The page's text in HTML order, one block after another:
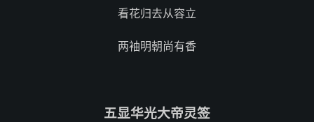
看花归去从容立
两袖明朝尚有香
五显华光大帝灵签